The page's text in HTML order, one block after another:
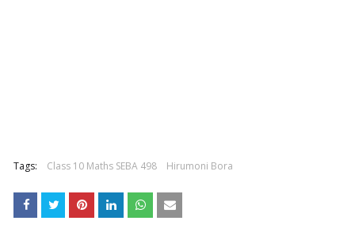
Tags: Class 10 Maths SEBA 498 Hirumoni Bora